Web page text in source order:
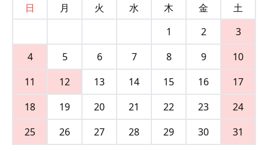
日
月 火 水 木 金
土
1
2
3
4
5 6 7 8 9
10
11
12 13 14 15 16
17
18
19 20 21 22 23
24
25
26 27 28 29 30 31